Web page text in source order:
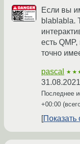
Если вы
blablabla.
есть
точно
pascal
Последнее
+00:00
Показать